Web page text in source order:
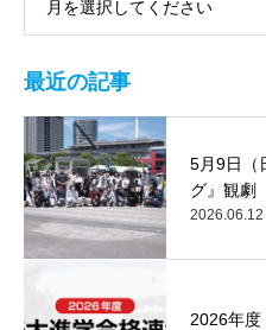
月を選択してください
最近の記事
5月9日（
グ』観劇
2026.06.12
2026年